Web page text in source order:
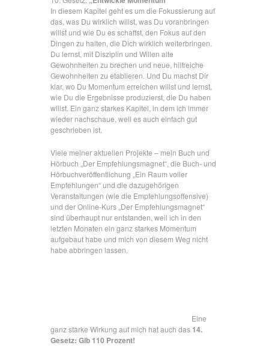
In diesem Kapitel geht es um die Fokussierung auf
das, was Du wirklich willst, was Du voranbringen
willst und wie Du es schaffst, den Fokus auf den
Dingen zu halten, die Dich wirklich weiterbringen.
Du lernst, mit Disziplin und Willen alte
Gewohnheiten zu brechen und neue, hilfreiche
Gewohnheiten zu etablieren. Und Du machst Dir
klar, wo Du Momentum erreichen willst und lernst,
wie Du die Ergebnisse produzierst, die Du haben
willst. Ein ganz starkes Kapitel, in dem ich immer
wieder nachschaue, weil es auch einfach gut
geschrieben ist.
Viele meiner aktuellen Projekte – mein Buch und
Hörbuch „Der Empfehlungsmagnet“, die Buch- und
Hörbuchveröffentlichung „Ein Raum voller
Empfehlungen“ und die dazugehörigen
Veranstaltungen (wie die Empfehlungsoffensive)
und der Online-Kurs „Der Empfehlungsmagnet“
sind überhaupt nur entstanden, weil ich in den
letzten Monaten ein ganz starkes Momentum
aufgebaut habe und mich von diesem Weg nicht
habe abbringen lassen.
Eine
ganz starke Wirkung auf mich hat auch das 14.
Gesetz: Gib 110 Prozent!